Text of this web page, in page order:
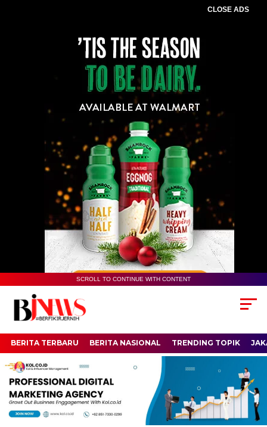
CLOSE ADS
SCROLL TO CONTINUE WITH CONTENT
BERITA TERBARU BERITA NASIONAL TRENDING TOPIK